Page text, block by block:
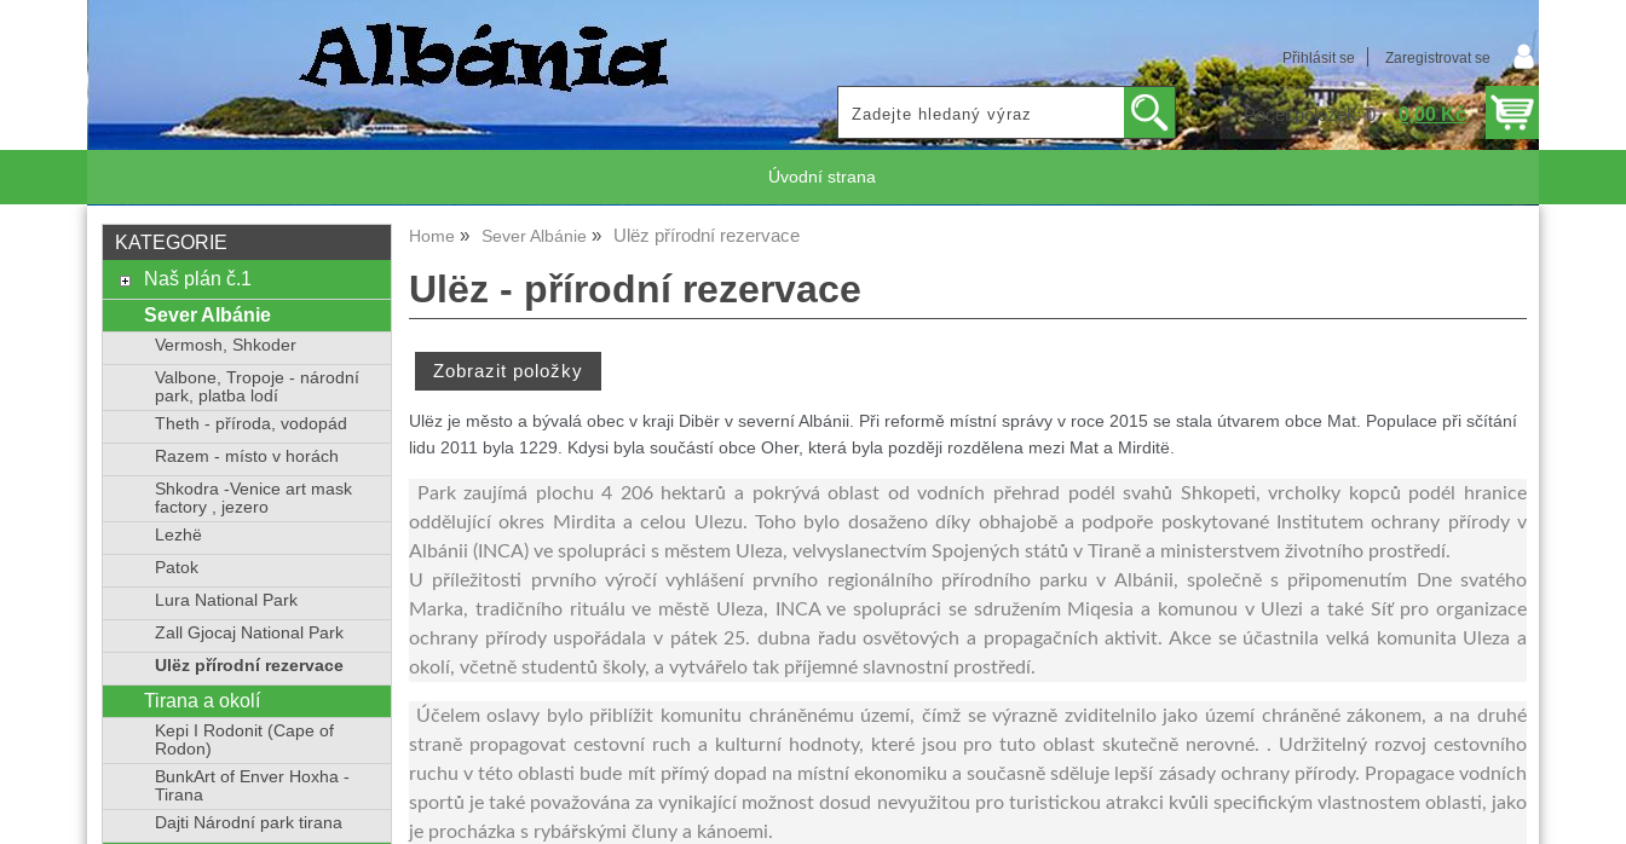
Přihlásit se Zaregistrovat se
Počet položek: 0 0,00 Kč
Úvodní strana
Home Sever Albánie Ulëz přírodní rezervace
Ulëz - přírodní rezervace
Ulëz je město a bývalá obec v kraji Dibër v severní Albánii. Při reformě místní správy v roce 2015 se stala útvarem obce Mat. Populace při sčítání
lidu 2011 byla 1229. Kdysi byla součástí obce Oher, která byla později rozdělena mezi Mat a Mirditë.
Park zaujímá plochu 4 206 hektarů a pokrývá oblast od vodních přehrad podél svahů Shkopeti, vrcholky kopců podél hranice
oddělující okres Mirdita a celou Ulezu. Toho bylo dosaženo díky obhajobě a podpoře poskytované Institutem ochrany přírody v
Albánii (INCA) ve spolupráci s městem Uleza, velvyslanectvím Spojených států v Tiraně a ministerstvem životního prostředí.
U příležitosti prvního výročí vyhlášení prvního regionálního přírodního parku v Albánii, společně s připomenutím Dne svatého
Marka, tradičního rituálu ve městě Uleza, INCA ve spolupráci se sdružením Miqesia a komunou v Ulezi a také Síť pro organizace
ochrany přírody uspořádala v pátek 25. dubna řadu osvětových a propagačních aktivit. Akce se účastnila velká komunita Uleza a
okolí, včetně studentů školy, a vytvářelo tak příjemné slavnostní prostředí.
Účelem oslavy bylo přiblížit komunitu chráněnému území, čímž se výrazně zviditelnilo jako území chráněné zákonem, a na druhé
straně propagovat cestovní ruch a kulturní hodnoty, které jsou pro tuto oblast skutečně nerovné. . Udržitelný rozvoj cestovního
ruchu v této oblasti bude mít přímý dopad na místní ekonomiku a současně sděluje lepší zásady ochrany přírody. Propagace vodních
sportů je také považována za vynikající možnost dosud nevyužitou pro turistickou atrakci kvůli specifickým vlastnostem oblasti, jako
je procházka s rybářskými čluny a kánoemi.
KATEGORIE
Naš plán č.1
Sever Albánie
Vermosh, Shkoder
Valbone, Tropoje - národní
park, platba lodí
Theth - příroda, vodopád
Razem - místo v horách
Shkodra -Venice art mask
factory , jezero
Lezhë
Patok
Lura National Park
Zall Gjocaj National Park
Ulëz přírodní rezervace
Tirana a okolí
Kepi I Rodonit (Cape of
Rodon)
BunkArt of Enver Hoxha -
Tirana
Dajti Národní park tirana